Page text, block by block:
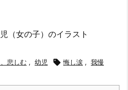
（女の子）のイラスト
悲しむ , 幼児  悔し涙 , 我慢